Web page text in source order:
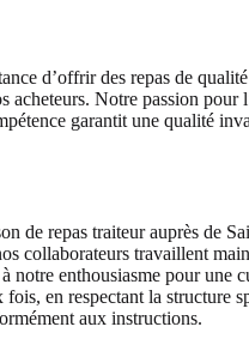
d’offrir des repas de
Notre passion pour
garantit une qualité
de repas traiteur auprès de
collaborateurs travaillent
enthousiasme pour une
en respectant la structure
aux instructions.